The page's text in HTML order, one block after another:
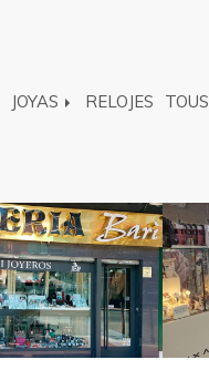
JOYAS RELOJES TOUS